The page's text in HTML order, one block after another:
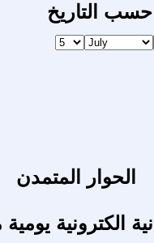
حسب التاريخ
الحوار المتمدن
الكترونية